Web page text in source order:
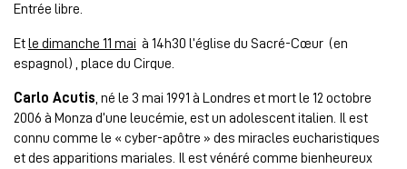
Entrée libre.
Etle dimanche 11 mai à 14h30 l’église du Sacré-Cœur (en
espagnol) , place du Cirque.
Carlo Acutis , né le 3 mai 1991 à Londres et mort le 12 octobre
2006 à Monza d’une leucémie, est un adolescent italien. Il est
connu comme le « cyber-apôtre » des miracles eucharistiques
et des apparitions mariales. Il est vénéré comme bienheureux